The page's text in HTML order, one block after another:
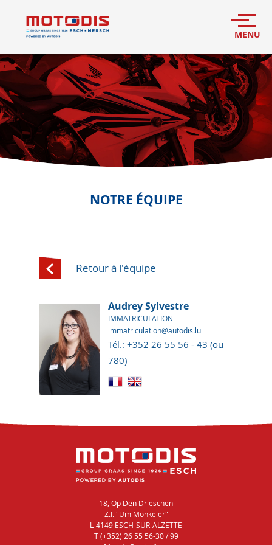
NOTRE ÉQUIPE
Retour à l'équipe
Audrey Sylvestre
IMMATRICULATION
immatriculation@autodis.lu
Tél.: +352 26 55 56 - 43 (ou
780)
18, Op Den Drieschen
Z.I. "Um Monkeler"
L-4149 ESCH-SUR-ALZETTE
T (+352) 26 55 56-30 / 99